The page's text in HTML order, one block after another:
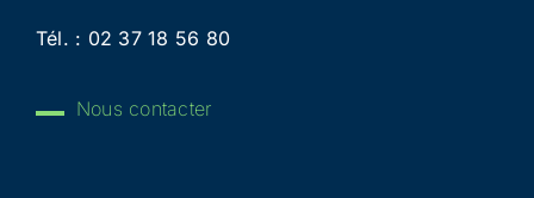
Tél. : 02 37 18 56 80
Nous contacter